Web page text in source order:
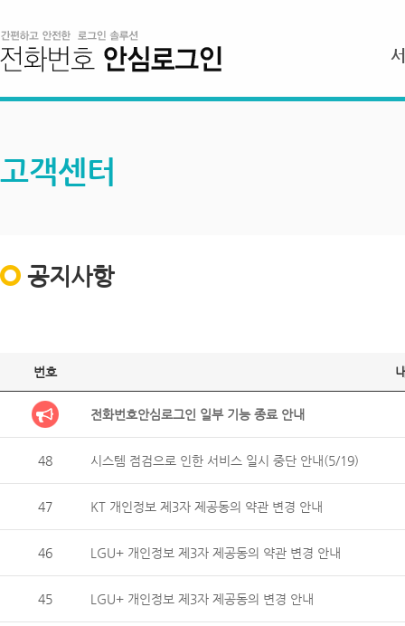
고객센터
공지사항
번호
전화번호안심로그인 일부 기능 종료 안내
48 시스템 점검으로 인한 서비스 일시 중단 안내(5/19)
47 KT 개인정보 제3자 제공동의 약관 변경 안내
46 LGU+ 개인정보 제3자 제공동의 약관 변경 안내
45 LGU+ 개인정보 제3자 제공동의 변경 안내